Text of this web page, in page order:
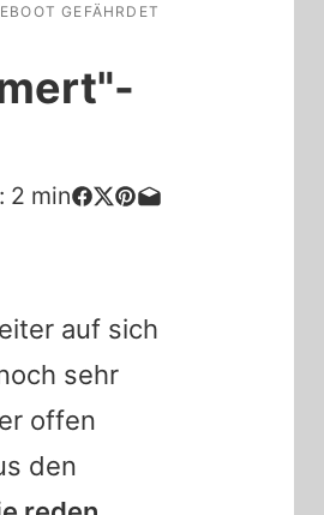
GEFÄHRDET
2 min
auf sich
sehr
offen
den